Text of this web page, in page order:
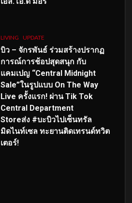
LIVING UPDATE
บิว – จักรพันธ์ ร่วมสร้างปรากฏ
การณ์การช้อปสุดสนุก กับ
แคมเปญ “Central Midnight
Sale”ในรูปแบบ On The Way
Live ครั้งแรก! ผ่าน Tik Tok
Central Department
Storeส่ง #บะบิวไปเซ็นทรัล
มิดไนท์เซล ทะยานติดเทรนด์ทวิต
เตอร์!